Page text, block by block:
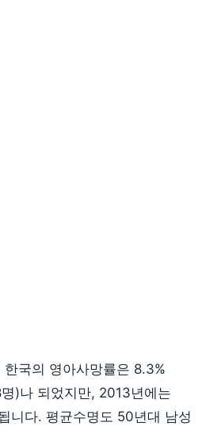
국의 영아사망률은 8.3%
)나 되었지만, 2013년에는
니다. 평균수명도 50년대 남성